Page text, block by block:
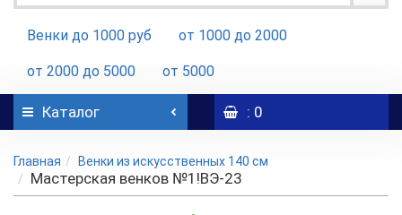
Венки до 1000 руб от 1000 до 2000
от 2000 до 5000 от 5000
Каталог : 0
Главная Венки из искусственных 140 см
Мастерская венков №1!ВЭ-23